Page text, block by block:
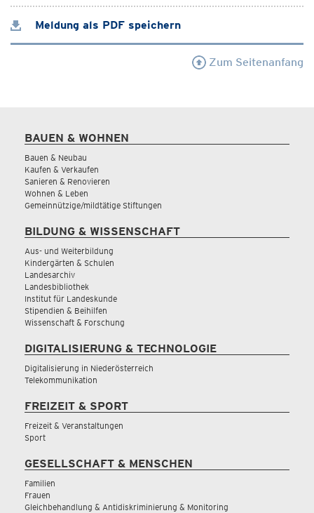
Meldung als PDF speichern
Zum Seitenanfang
BAUEN & WOHNEN
Bauen & Neubau
Kaufen & Verkaufen
Sanieren & Renovieren
Wohnen & Leben
Gemeinnützige/mildtätige Stiftungen
BILDUNG & WISSENSCHAFT
Aus- und Weiterbildung
Kindergärten & Schulen
Landesarchiv
Landesbibliothek
Institut für Landeskunde
Stipendien & Beihilfen
Wissenschaft & Forschung
DIGITALISIERUNG & TECHNOLOGIE
Digitalisierung in Niederösterreich
Telekommunikation
FREIZEIT & SPORT
Freizeit & Veranstaltungen
Sport
GESELLSCHAFT & MENSCHEN
Familien
Frauen
Gleichbehandlung & Antidiskriminierung & Monitoring